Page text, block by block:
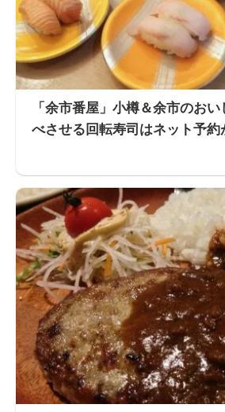
「余市番屋」小樽＆余市のお
べさせる回転寿司はネット予約